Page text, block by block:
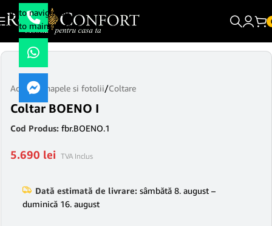
Skip to navigation
Skip to main content
Acasă/Canapele si fotolii/Coltare
Coltar BOENO I
Cod Produs: fbr.BOENO.1
5.690 lei TVA Inclus
Dată estimată de livrare: sâmbătă 8. august –
duminică 16. august